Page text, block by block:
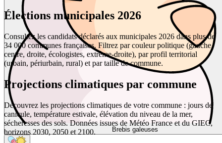
Brebis galeuses
Élections municipales 2026
Consultez les candidats déclarés aux municipales 2026 dans plus de
34 000 communes françaises. Filtrez par couleur politique (gauche,
centre, droite, écologistes, extrême-droite), par profil territorial
(urbain, périurbain, rural) et par taille de commune.
Projections climatiques par commune
Découvrez les projections climatiques de votre commune : jours de
canicule, température estivale, élévation du niveau de la mer,
sécheresses des sols. Données issues de Météo France et du GIEC,
horizons 2030, 2050 et 2100.